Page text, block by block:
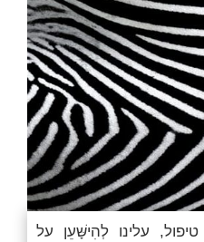
עלינולְהִישָּׁעֵן על